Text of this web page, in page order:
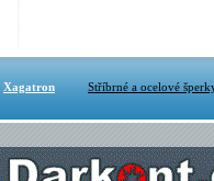
Xagatron Stříbrné a ocelové